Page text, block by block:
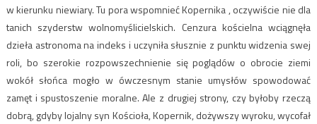
w kierunku niewiary. Tu pora wspomnieć Kopernika , oczywiście nie dla
tanich szyderstw wolnomyślicielskich. Cenzura kościelna wciągnęła
dzieła astronoma na indeks i uczyniła słusznie z punktu widzenia swej
roli, bo szerokie rozpowszechnienie się poglądów o obrocie ziemi
wokół słońca mogło w ówczesnym stanie umysłów spowodować
zamęt i spustoszenie moralne. Ale z drugiej strony, czy byłoby rzeczą
dobrą, gdyby lojalny syn Kościoła, Kopernik, dożywszy wyroku, wycofał